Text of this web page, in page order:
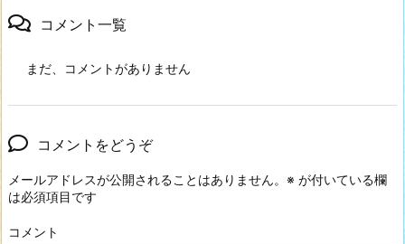
コメント一覧
まだ、コメントがありません
コメントをどうぞ
メールアドレスが公開されることはありません。 ※ が付いている欄
は必須項目です
コメント